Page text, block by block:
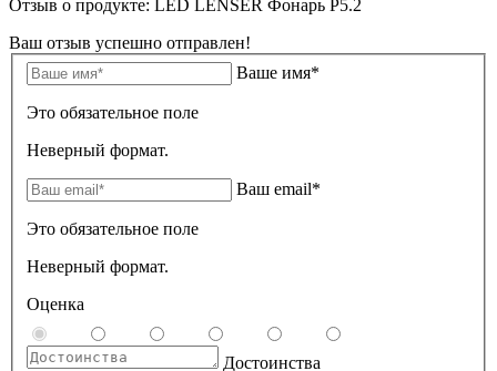
Отзыв о продукте: LED LENSER Фонарь P5.2
Ваш отзыв успешно отправлен!
Ваше имя*
Это обязательное поле
Неверный формат.
Ваш email*
Это обязательное поле
Неверный формат.
Оценка
Достоинства